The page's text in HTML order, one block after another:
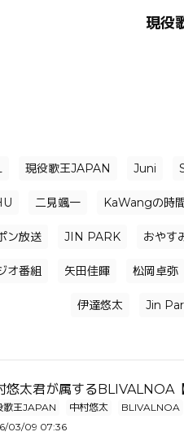
現役
現役歌王JAPAN Juni
二見颯一 KaWangの時
ン放送 JIN PARK おやす
オ番組 矢田佳暉 松岡卓弥
伊達悠太 Jin
悠太君が属するBLIVALNOA
歌王JAPAN 中村悠太
BLIVALNOA
03/09 07:36